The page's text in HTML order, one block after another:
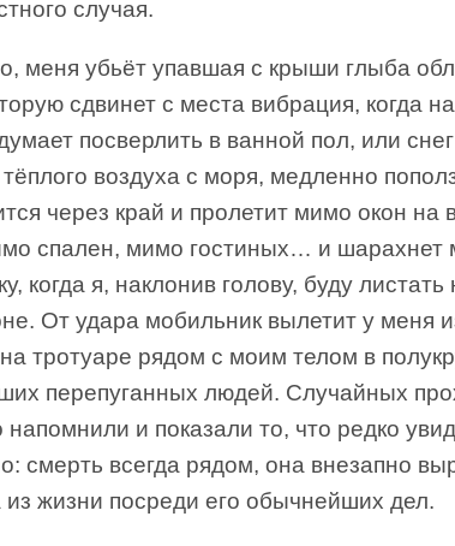
случая.
меня убьёт упавшая с крыши глыба
сдвинет с места вибрация, когда
посверлить в ванной пол, или
воздуха с моря, медленно
через край и пролетит мимо окон на
спален, мимо гостиных… и шарахнет
когда я, наклонив голову, буду листать
От удара мобильник вылетит у меня
тротуаре рядом с моим телом в
перепуганных людей. Случайных
напомнили и показали то, что редко
смерть всегда рядом, она внезапно
из жизни посреди его обычнейших дел.